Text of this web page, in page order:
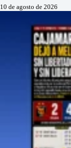
10 de agosto de 2026